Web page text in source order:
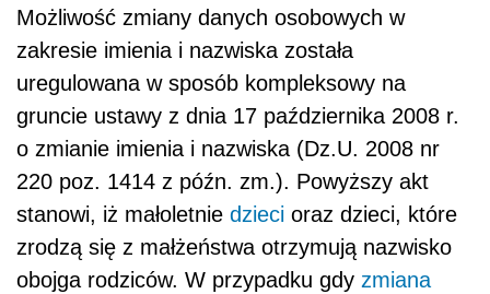
Możliwość zmiany danych osobowych w
zakresie imienia i nazwiska została
uregulowana w sposób kompleksowy na
gruncie ustawy z dnia 17 października 2008 r.
o zmianie imienia i nazwiska (Dz.U. 2008 nr
220 poz. 1414 z późn. zm.). Powyższy akt
stanowi, iż małoletnie dzieci oraz dzieci, które
zrodzą się z małżeństwa otrzymują nazwisko
obojga rodziców. W przypadku gdy zmiana